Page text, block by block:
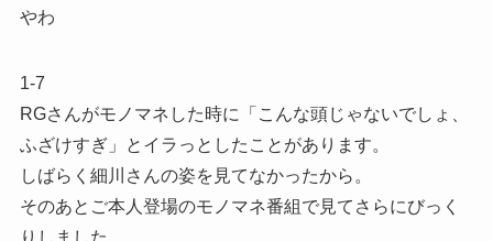
やわ
1-7
RGさんがモノマネした時に「こんな頭じゃないでしょ、
ふざけすぎ」とイラっとしたことがあります。
しばらく細川さんの姿を見てなかったから。
そのあとご本人登場のモノマネ番組で見てさらにびっく
りしました。